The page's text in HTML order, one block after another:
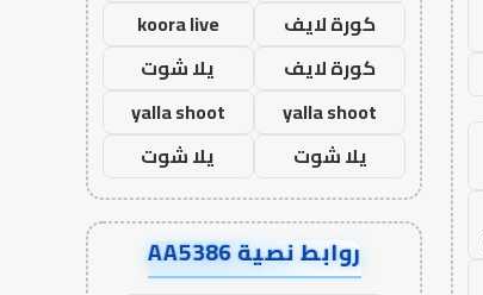
كورة لايف
koora live
كورة لايف
يلا شوت
yalla shoot
yalla shoot
يلا شوت
يلا شوت
روابط نصية AA5386